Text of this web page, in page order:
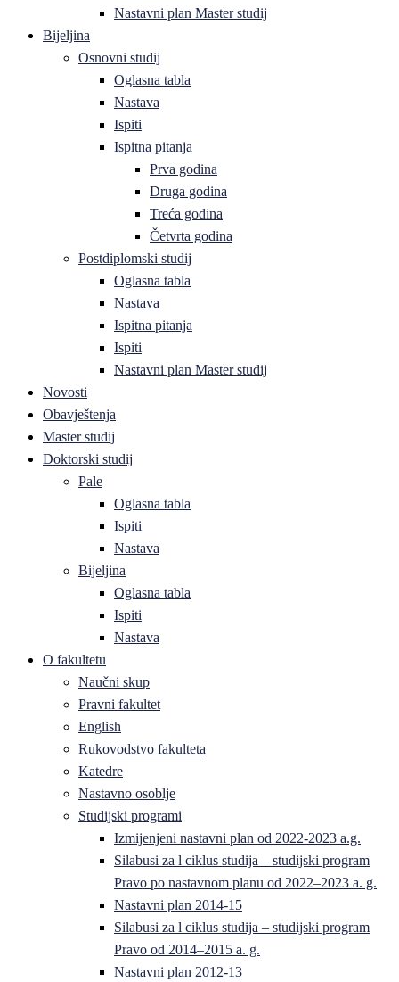
Nastavni plan Master studij
Bijeljina
Osnovni studij
Oglasna tabla
Nastava
Ispiti
Ispitna pitanja
Prva godina
Druga godina
Treća godina
Četvrta godina
Postdiplomski studij
Oglasna tabla
Nastava
Ispitna pitanja
Ispiti
Nastavni plan Master studij
Novosti
Obavještenja
Master studij
Doktorski studij
Pale
Oglasna tabla
Ispiti
Nastava
Bijeljina
Oglasna tabla
Ispiti
Nastava
O fakultetu
Naučni skup
Pravni fakultet
English
Rukovodstvo fakulteta
Katedre
Nastavno osoblje
Studijski programi
Izmijenjeni nastavni plan od 2022-2023 a.g.
Silabusi za l ciklus studija – studijski program
Pravo po nastavnom planu od 2022–2023 a. g.
Nastavni plan 2014-15
Silabusi za l ciklus studija – studijski program
Pravo od 2014–2015 a. g.
Nastavni plan 2012-13